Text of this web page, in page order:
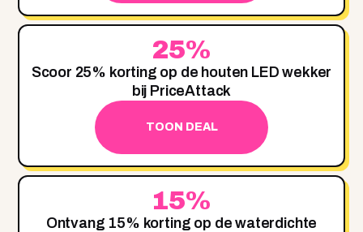
25%
Scoor 25% korting op de houten LED wekker
bij PriceAttack
TOON DEAL
15%
Ontvang 15% korting op de waterdichte